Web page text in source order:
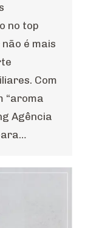
no top
é mais
Com
“aroma
Agência